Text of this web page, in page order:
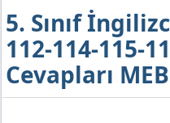
5. Sınıf
112-114-115-
Cevapları